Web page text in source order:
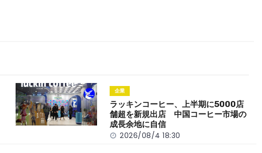
企業
ラッキンコーヒー、上半期に5000店
舗超を新規出店 中国コーヒー市場の
成長余地に自信
2026/08/4 18:30